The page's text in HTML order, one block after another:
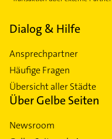
Dialog & Hilfe
Ansprechpartner
Häufige Fragen
Übersicht aller Städte
Über Gelbe Seiten
Newsroom